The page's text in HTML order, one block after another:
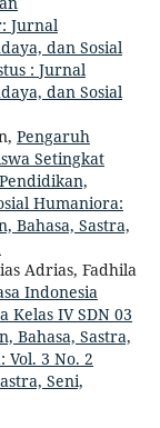
Jurnal
dan Sosial
: Jurnal
dan Sosial
Pengaruh
Setingkat
Humaniora:
Bahasa, Sastra,
Adrias, Fadhila
Indonesia
Kelas IV SDN 03
Bahasa, Sastra,
Vol. 3 No. 2
Seni,